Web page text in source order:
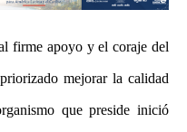
firme apoyo y el coraje del
mejorar la calidad
que preside inició